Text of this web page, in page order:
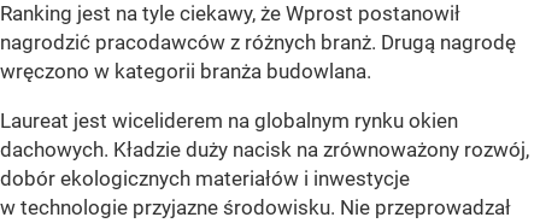
Ranking jest na tyle ciekawy, że Wprost postanowił
nagrodzić pracodawców z różnych branż. Drugą nagrodę
wręczono w kategorii branża budowlana.
Laureat jest wiceliderem na globalnym rynku okien
dachowych. Kładzie duży nacisk na zrównoważony rozwój,
dobór ekologicznych materiałów i inwestycje
w technologie przyjazne środowisku. Nie przeprowadzał